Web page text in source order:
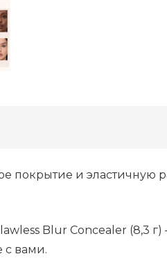
8.3
покрытие и эластичную
Blur Concealer (8,3
с вами.